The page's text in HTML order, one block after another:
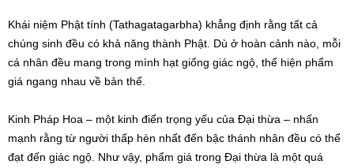
Khái niệm Phật tính (Tathagatagarbha) khẳng định rằng tất cả
chúng sinh đều có khả năng thành Phật. Dù ở hoàn cảnh nào, mỗi
cá nhân đều mang trong mình hạt giống giác ngộ, thể hiện phẩm
giá ngang nhau về bản thể.
Kinh Pháp Hoa – một kinh điển trọng yếu của Đại thừa – nhấn
mạnh rằng từ người thấp hèn nhất đến bậc thánh nhân đều có thể
đạt đến giác ngộ. Như vậy, phẩm giá trong Đại thừa là một quá